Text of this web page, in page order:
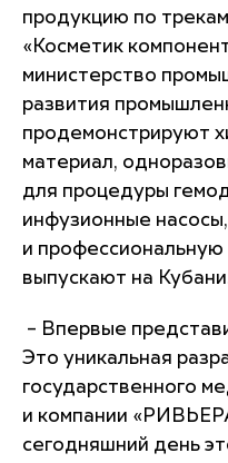
продукцию по
«Косметик
министерство
развития
продемонстрируют
материал,
для процедуры
инфузионные
и
выпускают на
– Впервые
Это уникальная
государственного
и компании
сегодняшний день